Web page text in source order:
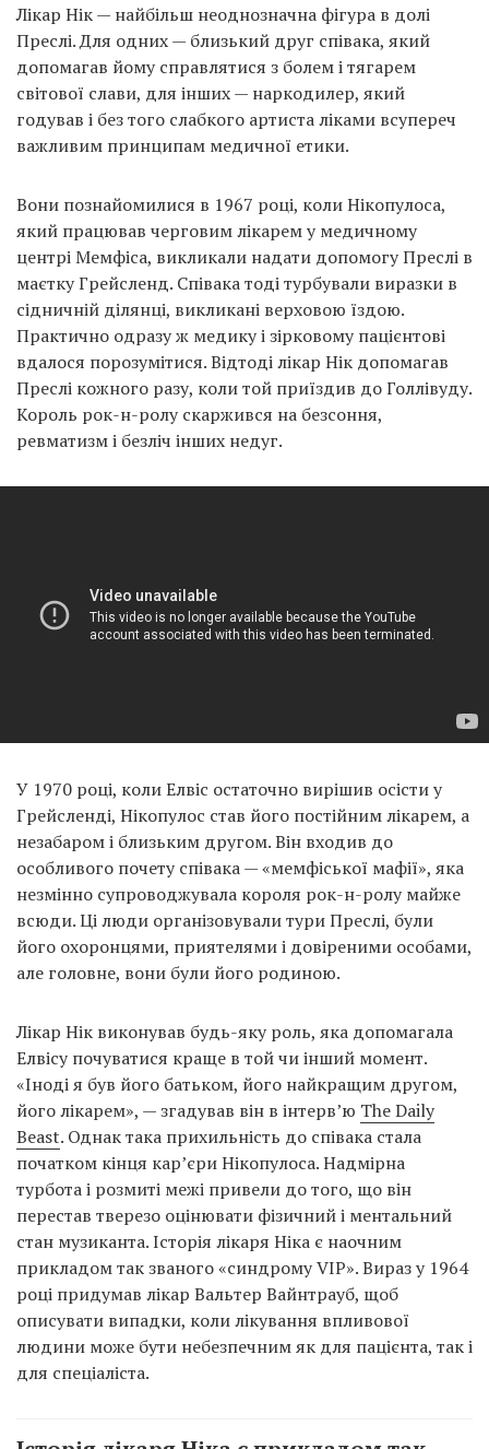
Лікар Нік — найбільш неоднозначна фігура в долі
Преслі. Для одних — близький друг співака, який
допомагав йому справлятися з болем і тягарем
світової слави, для інших — наркодилер, який
годував і без того слабкого артиста ліками всупереч
важливим принципам медичної етики.
Вони познайомилися в 1967 році, коли Нікопулоса,
який працював черговим лікарем у медичному
центрі Мемфіса, викликали надати допомогу Преслі в
маєтку Грейсленд. Співака тоді турбували виразки в
сідничній ділянці, викликані верховою їздою.
Практично одразу ж медику і зірковому пацієнтові
вдалося порозумітися. Відтоді лікар Нік допомагав
Преслі кожного разу, коли той приїздив до Голлівуду.
Король рок-н-ролу скаржився на безсоння,
ревматизм і безліч інших недуг.
У 1970 році, коли Елвіс остаточно вирішив осісти у
Грейсленді, Нікопулос став його постійним лікарем, а
незабаром і близьким другом. Він входив до
особливого почету співака — «мемфіської мафії», яка
незмінно супроводжувала короля рок-н-ролу майже
всюди. Ці люди організовували тури Преслі, були
його охоронцями, приятелями і довіреними особами,
але головне, вони були його родиною.
Лікар Нік виконував будь-яку роль, яка допомагала
Елвісу почуватися краще в той чи інший момент.
«Іноді я був його батьком, його найкращим другом,
його лікарем», — згадував він в інтерв’ю The Daily
Beast. Однак така прихильність до співака стала
початком кінця кар’єри Нікопулоса. Надмірна
турбота і розмиті межі привели до того, що він
перестав тверезо оцінювати фізичний і ментальний
стан музиканта. Історія лікаря Ніка є наочним
прикладом так званого «синдрому VIP». Вираз у 1964
році придумав лікар Вальтер Вайнтрауб, щоб
описувати випадки, коли лікування впливової
людини може бути небезпечним як для пацієнта, так і
для спеціаліста.